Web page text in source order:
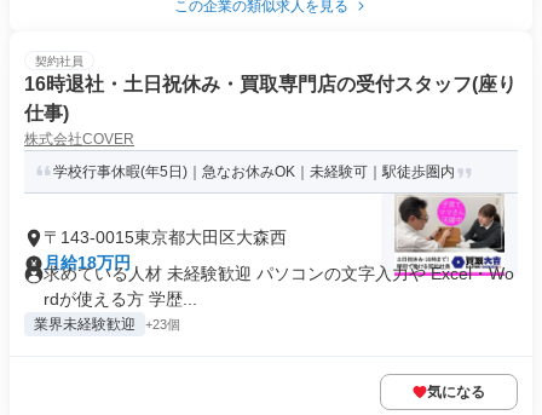
この企業の類似求人を見る
契約社員
16時退社・土日祝休み・買取専門店の受付スタッフ(座り
仕事)
株式会社COVER
学校行事休暇(年5日)｜急なお休みOK｜未経験可｜駅徒歩圏内
〒143-0015東京都大田区大森西
月給18万円
求めている人材 未経験歓迎 パソコンの文字入力や Excel・Wo
rdが使える方 学歴...
業界未経験歓迎 +23個
気になる